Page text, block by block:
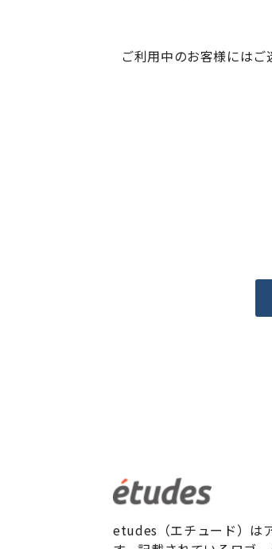
ご利用中のお客様には
etudes（エチュード）は